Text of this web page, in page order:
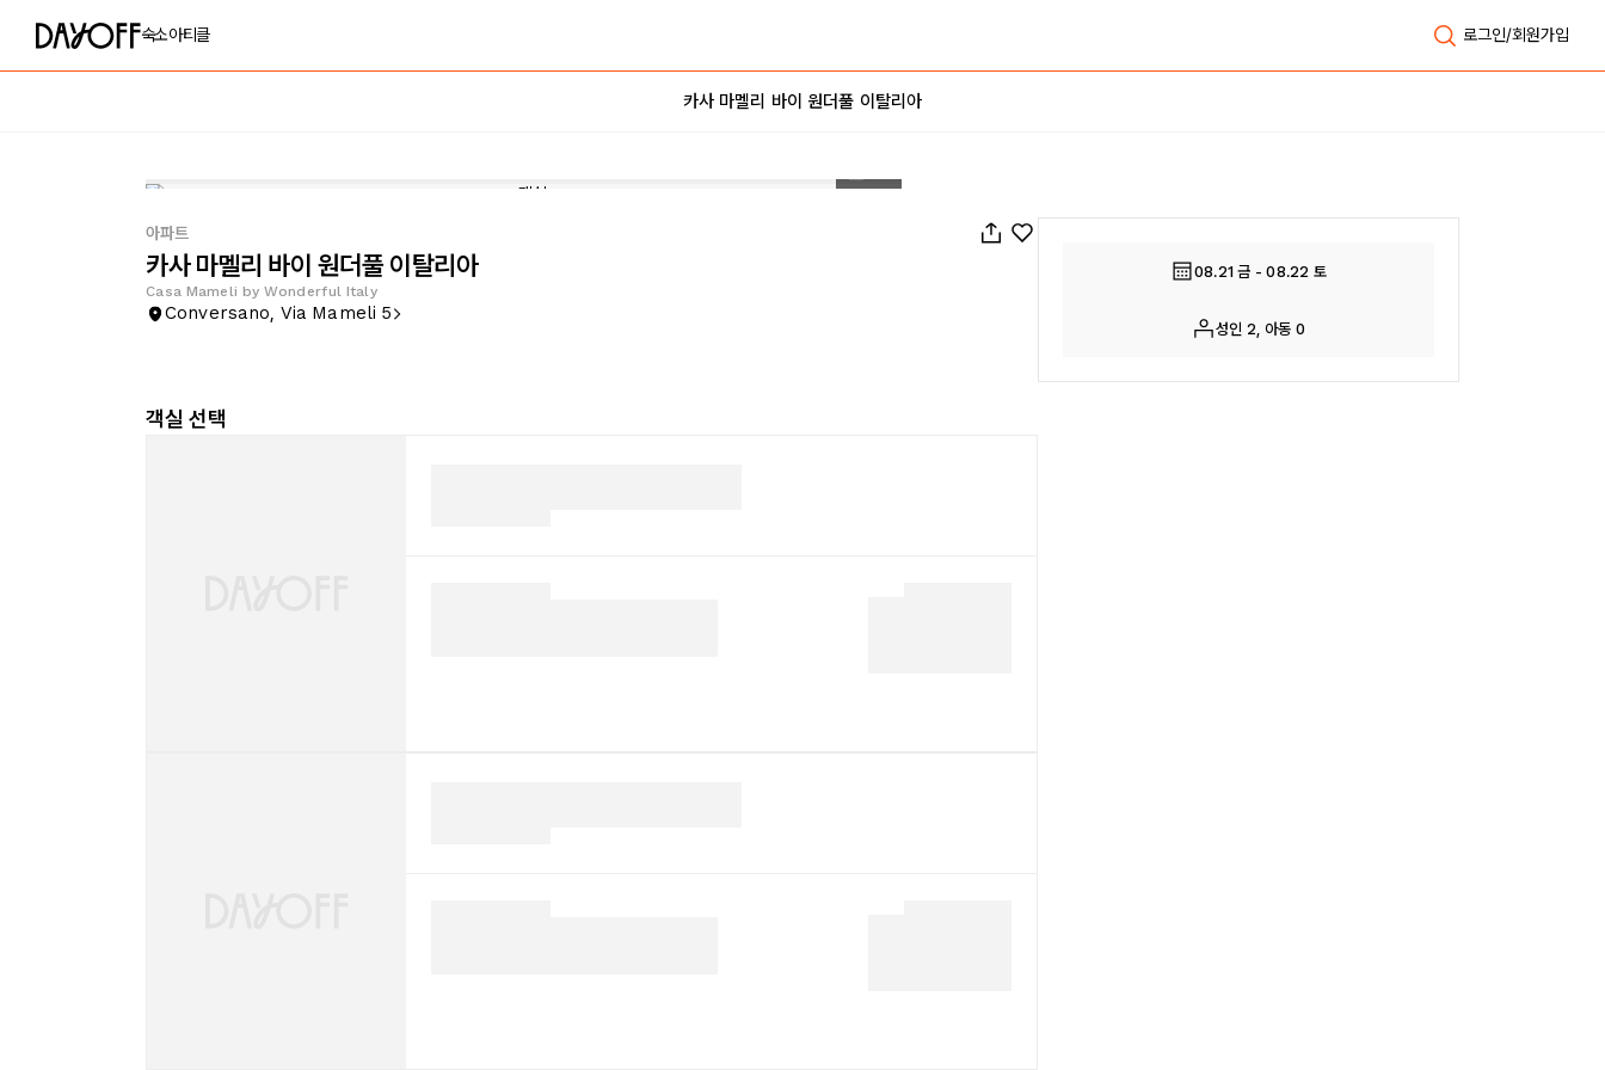
숙소아티클 로그인/회원가입
카사 마멜리 바이 원더풀 이탈리아
아파트
카사 마멜리 바이 원더풀 이탈리아
Casa Mameli by Wonderful Italy
Conversano, Via Mameli 5
객실 선택
08.21 금 - 08.22 토
성인 2, 아동 0